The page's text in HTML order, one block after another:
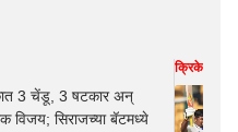
3 चेंडू, 3 षटकार अन्
विजय; सिराजच्या बॅटमध्ये
क्रिकेट